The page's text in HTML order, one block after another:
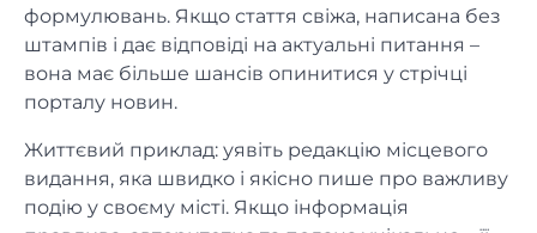
формулювань. Якщо стаття свіжа, написана без
штампів і дає відповіді на актуальні питання –
вона має більше шансів опинитися у стрічці
порталу новин.
Життєвий приклад: уявіть редакцію місцевого
видання, яка швидко і якісно пише про важливу
подію у своєму місті. Якщо інформація